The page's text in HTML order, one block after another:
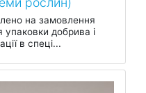
на замовлення
упаковки добрива і
в спеці...